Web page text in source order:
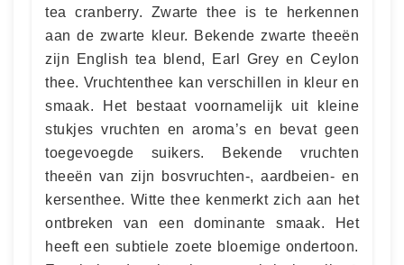
tea cranberry. Zwarte thee is te herkennen
aan de zwarte kleur. Bekende zwarte theeën
zijn English tea blend, Earl Grey en Ceylon
thee. Vruchtenthee kan verschillen in kleur en
smaak. Het bestaat voornamelijk uit kleine
stukjes vruchten en aroma’s en bevat geen
toegevoegde suikers. Bekende vruchten
theeën van zijn bosvruchten-, aardbeien- en
kersenthee. Witte thee kenmerkt zich aan het
ontbreken van een dominante smaak. Het
heeft een subtiele zoete bloemige ondertoon.